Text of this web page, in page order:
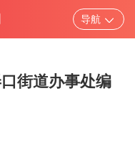
导航
街道办事处编